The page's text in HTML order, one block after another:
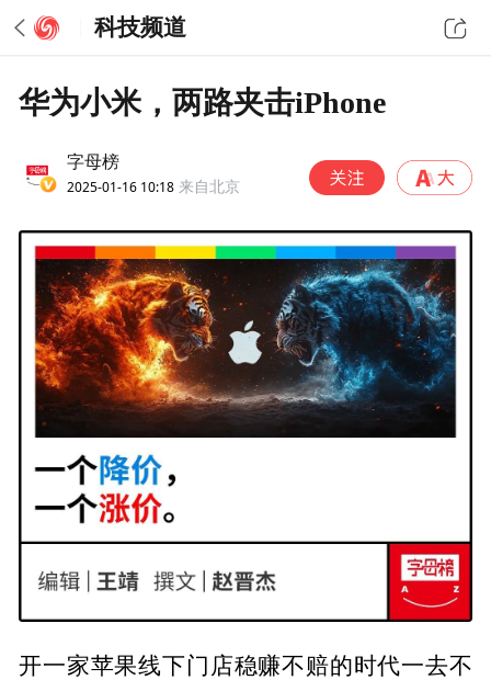
科技频道
华为小米，两路夹击iPhone
字母榜
2025-01-16 10:18 来自北京
开一家苹果线下门店稳赚不赔的时代一去不